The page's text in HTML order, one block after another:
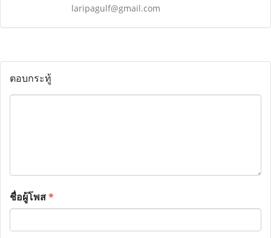
laripagulf@gmail.com
ตอบกระทู้
ชื่อผู้โพส*